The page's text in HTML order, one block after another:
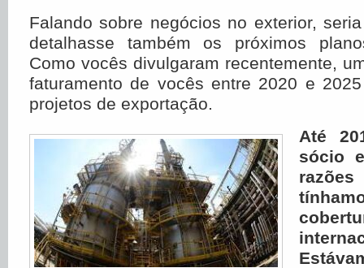
Falando sobre negócios no exterior,
detalhasse também os próximos
Como vocês divulgaram recentemente,
faturamento de vocês entre 2020 e
projetos de exportação.
Até
sócio